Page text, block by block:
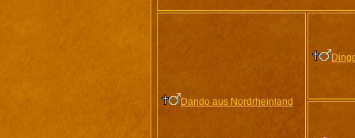
Dando aus Nordrheinland